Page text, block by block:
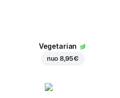
Vegetarian
nuo8,95 €